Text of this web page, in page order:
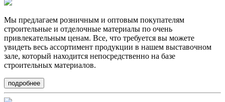
Мы предлагаем розничным и оптовым покупателям
строительные и отделочные материалы по очень
привлекательным ценам. Все, что требуется вы можете
увидеть весь ассортимент продукции в нашем выставочном
зале, который находится непосредственно на базе
строительных материалов.
подробнее